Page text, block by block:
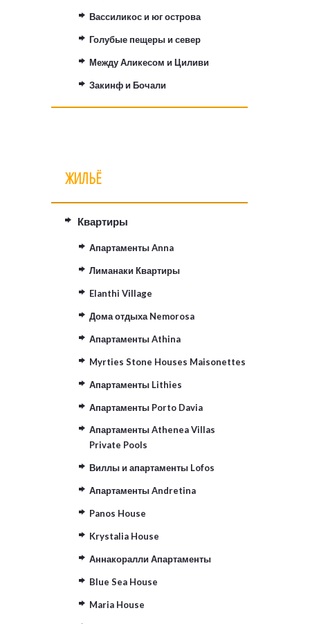
Вассиликос и юг острова
Голубые пещеры и север
Между Аликесом и Циливи
Закинф и Бочали
ЖИЛЬЁ
Квартиры
Апартаменты Anna
Лиманаки Квартиры
Elanthi Village
Дома отдыха Nemorosa
Апартаменты Athina
Myrties Stone Houses Maisonettes
Апартаменты Lithies
Апартаменты Porto Davia
Апартаменты Athenea Villas
Private Pools
Виллы и апартаменты Lofos
Апартаменты Andretina
Panos House
Krystalia House
Аннакоралли Апартаменты
Blue Sea House
Maria House